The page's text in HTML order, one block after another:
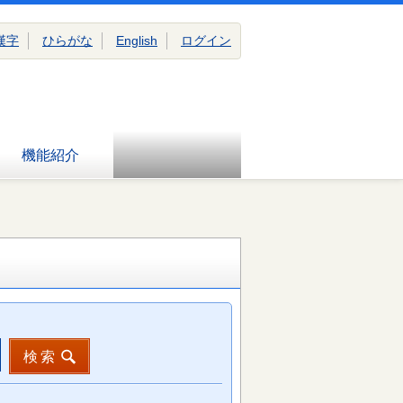
機能紹介
字 ひらがな English ログイン
検索